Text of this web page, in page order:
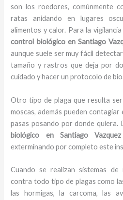
son los roedores, comúnmente
ratas anidando en lugares
alimentos y calor. Para la
control biológico en Santiago
aunque suele ser muy fácil
tamaño y rastros que deja por
cuidado y hacer un protocolo de
Otro tipo de plaga que resulta
moscas, además pueden contagiar
pasas posando por donde quiera.
biológico en Santiago Vazquez
exterminando por completo este
Cuando se realizan sistemas de
contra todo tipo de plagas como
las hormigas, la carcoma, las